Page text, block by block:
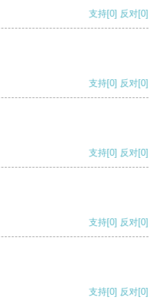
支持[0] 反对[0]
支持[0] 反对[0]
支持[0] 反对[0]
支持[0] 反对[0]
支持[0] 反对[0]